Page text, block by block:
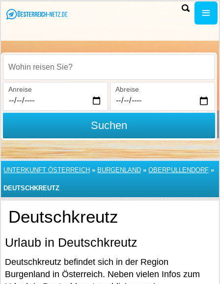
Wohin reisen Sie?
Anreise Abreise
Suchen
UNTERKUNFT ÖSTERREICH » BURGENLAND » OBERPULLENDORF »
DEUTSCHKREUTZ
Deutschkreutz
Urlaub in Deutschkreutz
Deutschkreutz befindet sich in der Region
Burgenland in Österreich. Neben vielen Infos zum